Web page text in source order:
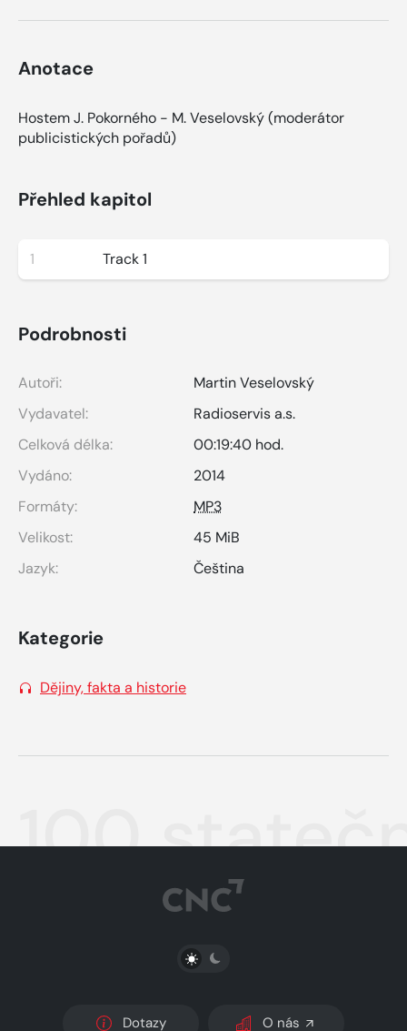
Anotace
Hostem J. Pokorného - M. Veselovský (moderátor
publicistických pořadů)
Přehled kapitol
1 Track 1
Podrobnosti
Autoři:
Martin Veselovský
Vydavatel:
Radioservis a.s.
Celková délka:
00:19:40 hod.
Vydáno:
2014
Formáty:
MP3
Velikost:
45 MiB
Jazyk:
Čeština
Kategorie
Dějiny, fakta a historie
100
PŘEPNOUT SVĚTLÝ/TMAVÝ REŽIM
Dotazy O nás